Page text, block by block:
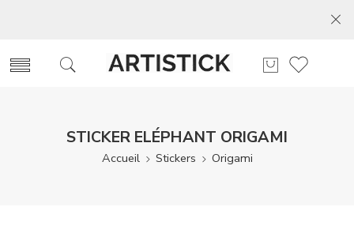
STICKER ELÉPHANT ORIGAMI
Accueil Stickers Origami